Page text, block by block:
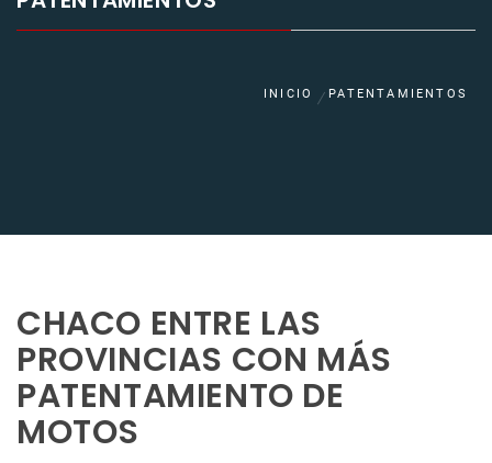
INICIO PATENTAMIENTOS
CHACO ENTRE LAS
PROVINCIAS CON MÁS
PATENTAMIENTO DE
MOTOS